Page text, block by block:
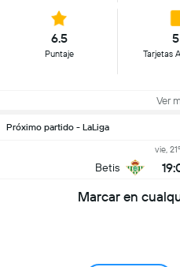
6.5
Puntaje
5
Tarjetas
Ver
Próximo partido - LaLiga
Betis
vie,
Marcar en